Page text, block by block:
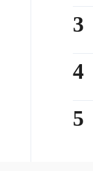
3
4
5